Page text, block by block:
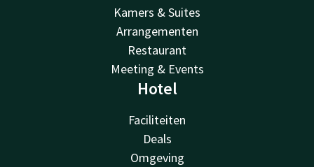
Kamers & Suites
Arrangementen
Restaurant
Meeting & Events
Hotel
Faciliteiten
Deals
Omgeving